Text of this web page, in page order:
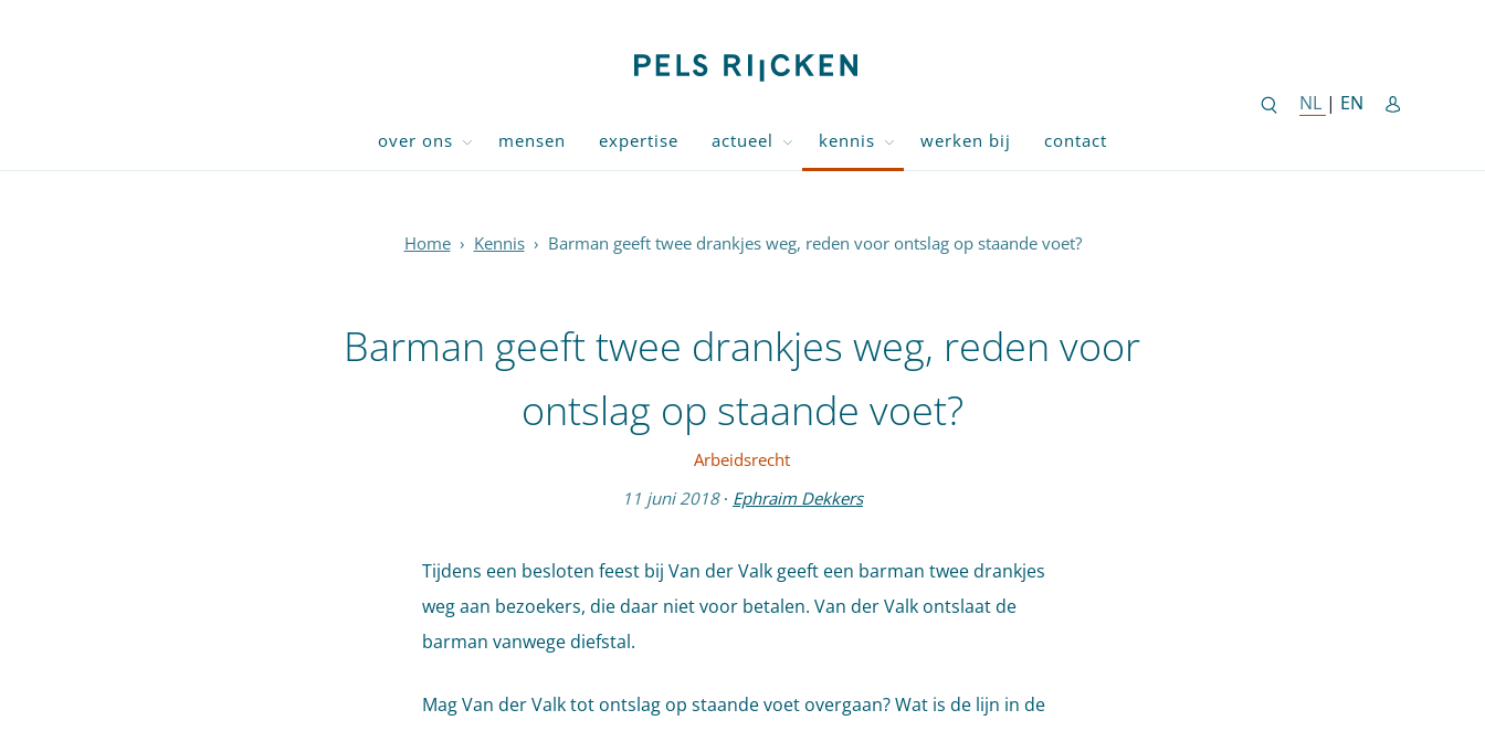
NL NEDERLANDSE
| EN ENGLISH
over ons mensen expertise actueel kennis werken bij contact
Home › Kennis › Barman geeft twee drankjes weg, reden voor ontslag op staande voet?
Barman geeft twee drankjes weg, reden voor
ontslag op staande voet?
Arbeidsrecht
11 juni 2018 · Ephraim Dekkers
Tijdens een besloten feest bij Van der Valk geeft een barman twee drankjes
weg aan bezoekers, die daar niet voor betalen. Van der Valk ontslaat de
barman vanwege diefstal.
Mag Van der Valk tot ontslag op staande voet overgaan? Wat is de lijn in de